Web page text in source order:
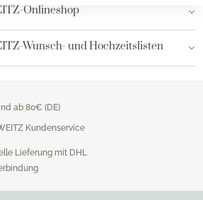
Onlineshop
Wunsch- und Hochzeitslisten
ab 80€ (DE)
Kundenservice
Lieferung mit DHL